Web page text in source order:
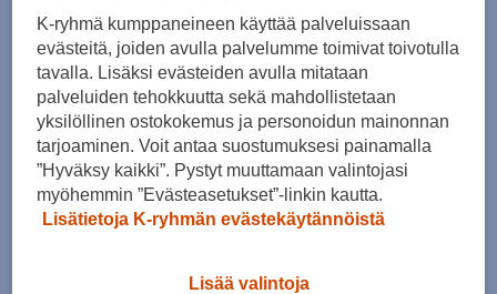
K-ryhmä kumppaneineen käyttää palveluissaan
evästeitä, joiden avulla palvelumme toimivat toivotulla
tavalla. Lisäksi evästeiden avulla mitataan
palveluiden tehokkuutta sekä mahdollistetaan
yksilöllinen ostokokemus ja personoidun mainonnan
tarjoaminen. Voit antaa suostumuksesi painamalla
”Hyväksy kaikki”. Pystyt muuttamaan valintojasi
myöhemmin ”Evästeasetukset”-linkin kautta.
Lisätietoja K-ryhmän evästekäytännöistä
Lisää valintoja